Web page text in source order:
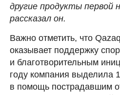
другие продукты первой
рассказал он.
Важно отметить, что
оказывает поддержку
и благотворительным
году компания выделила
в помощь пострадавшим